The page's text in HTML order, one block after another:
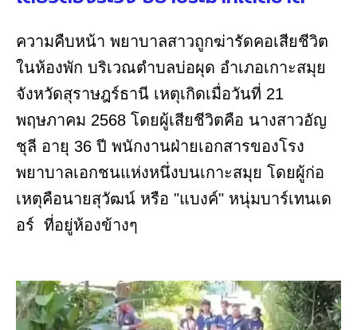
ความคืบหน้า พยาบาลสาวถูกฆ่ารัดคอเสียชีวิต
ในห้องพัก บริเวณตำบลบ่อผุด อำเภอเกาะสมุย
จังหวัดสุราษฎร์ธานี เหตุเกิดเมื่อวันที่ 21
พฤษภาคม 2568 โดยผู้เสียชีวิตคือ นางสาวอัญ
ชุลี อายุ 36 ปี พนักงานฝ่ายเอกสารของโรง
พยาบาลเอกชนแห่งหนึ่งบนเกาะสมุย โดยผู้ก่อ
เหตุคือนายสุวัฒน์ หรือ "แบงค์" หนุ่มบาร์เทนเด
อร์ ที่อยู่ห้องข้างๆ